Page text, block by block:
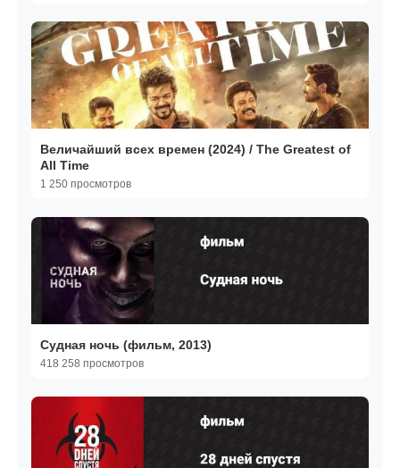
Величайший всех времен (2024) / The Greatest of
All Time
1 250 просмотров
Судная ночь (фильм, 2013)
418 258 просмотров